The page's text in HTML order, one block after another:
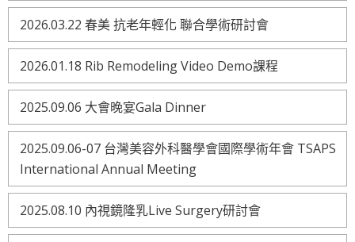
2026.03.22 春美 抗老年輕化 聯合學術研討會
2026.01.18 Rib Remodeling Video Demo課程
2025.09.06 大會晚宴Gala Dinner
2025.09.06-07 台灣美容外科醫學會國際學術年會 TSAPS
International Annual Meeting
2025.08.10 內視鏡隆乳Live Surgery研討會